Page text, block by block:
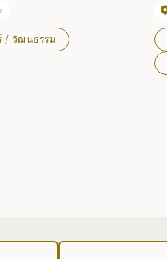
กตาให้มองเห็นได้ชัดเจน
/ วัฒนธรรม
บ
ผ่
ข